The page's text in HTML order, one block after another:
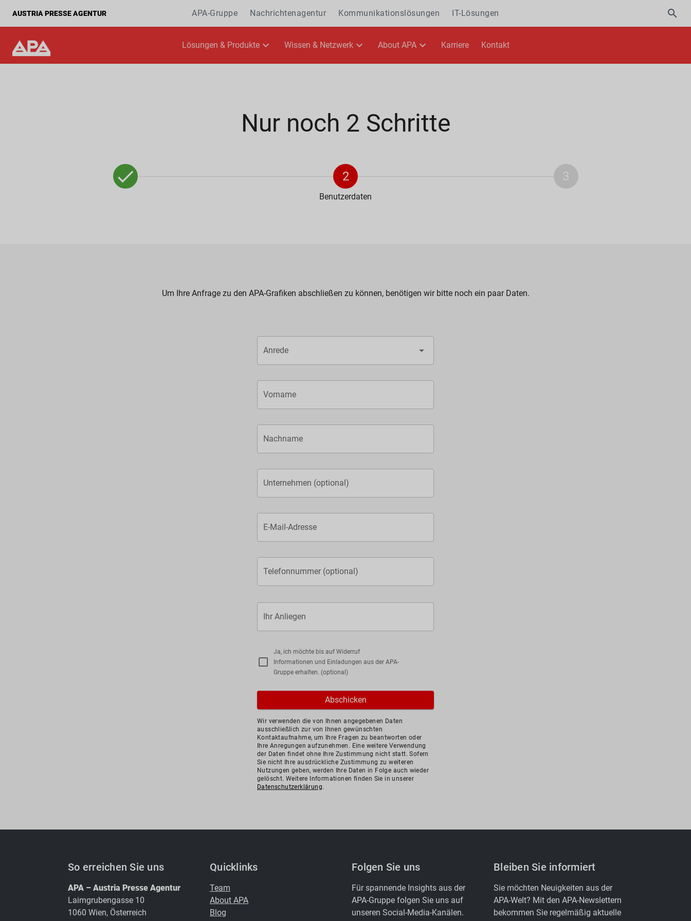
AUSTRIA PRESSE AGENTUR APA-Gruppe Nachrichtenagentur Kommunikationslösungen IT-Lösungen
Lösungen & Produkte Wissen & Netzwerk About APA Karriere Kontakt
Nur noch 2 Schritte
2
Benutzerdaten
3
Um Ihre Anfrage zu den APA-Grafiken abschließen zu können, benötigen wir bitte noch ein paar Daten.
Anrede
Vorname
Nachname
Unternehmen (optional)
E-Mail-Adresse
Telefonnummer (optional)
lasse
dieses
leer.
Ihr Anliegen
Ja, ich möchte bis auf Widerruf
Informationen und Einladungen aus der APA-
Gruppe erhalten. (optional)
Wir verwenden die von Ihnen angegebenen Daten
ausschließlich zur von Ihnen gewünschten
Kontaktaufnahme, um Ihre Fragen zu beantworten oder
Ihre Anregungen aufzunehmen. Eine weitere Verwendung
der Daten findet ohne Ihre Zustimmung nicht statt. Sofern
Sie nicht Ihre ausdrückliche Zustimmung zu weiteren
Nutzungen geben, werden Ihre Daten in Folge auch wieder
gelöscht. Weitere Informationen finden Sie in unserer
Datenschutzerklärung.
So erreichen Sie uns
APA – Austria Presse Agentur
Laimgrubengasse 10
1060 Wien, Österreich
Quicklinks
Team
About APA
Blog
Folgen Sie uns
Für spannende Insights aus der
APA-Gruppe folgen Sie uns auf
unseren Social-Media-Kanälen.
Bleiben Sie informiert
Sie möchten Neuigkeiten aus der
APA-Welt? Mit den APA-Newslettern
bekommen Sie regelmäßig aktuelle